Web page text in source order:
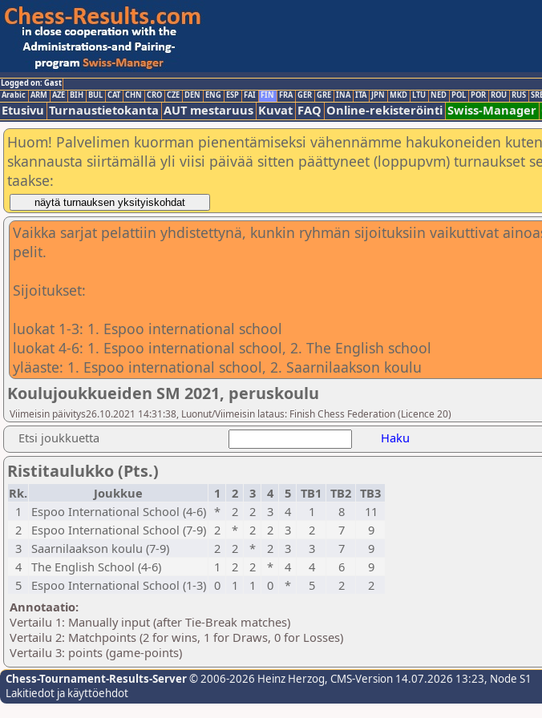
Logged on: Gast
Arabic ARM AZE BIH BUL CAT CHN CRO CZE DEN ENG ESP FAI FIN FRA GER GRE INA ITA JPN MKD LTU NED POL POR ROU RUS
Etusivu Turnaustietokanta AUT mestaruus Kuvat FAQ Online-rekisteröinti Swiss-Manager
Huom! Palvelimen kuorman pienentämiseksi vähennämme hakukoneiden
skannausta siirtämällä yli viisi päivää sitten päättyneet (loppupvm) turnaukset
taakse:
Vaikka sarjat pelattiin yhdistettynä, kunkin ryhmän sijoituksiin vaikuttivat
pelit.
Sijoitukset:
luokat 1-3: 1. Espoo international school
luokat 4-6: 1. Espoo international school, 2. The English school
yläaste: 1. Espoo international school, 2. Saarnilaakson koulu
Koulujoukkueiden SM 2021, peruskoulu
Viimeisin päivitys26.10.2021 14:31:38, Luonut/Viimeisin lataus: Finish Chess Federation (Licence 20)
Etsi joukkuetta Haku
Ristitaulukko (Pts.)
Rk. Joukkue 1 2 3 4 5 TB1 TB2 TB3
1
Espoo International School (4-6) * 2 2 3 4 1 8
11
2
Espoo International School (7-9) 2 * 2 2 3 2 7
9
3
Saarnilaakson koulu (7-9) 2 2 * 2 3 3 7
9
4 The English School (4-6) 1 2 2 * 4 4 6
9
5
Espoo International School (1-3) 0 1 1 0 * 5 2
2
Annotaatio:
Vertailu 1: Manually input (after Tie-Break matches)
Vertailu 2: Matchpoints (2 for wins, 1 for Draws, 0 for Losses)
Vertailu 3: points (game-points)
Chess-Tournament-Results-Server© 2006-2026 Heinz Herzog, CMS-Version 14.07.2026 13:23, Node S1
Lakitiedot ja käyttöehdot